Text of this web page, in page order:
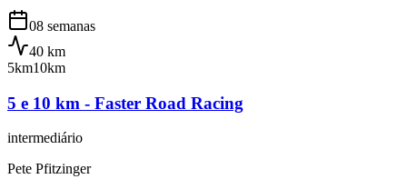
08 semanas
40 km
5km10km
5 e 10 km - Faster Road Racing
intermediário
Pete Pfitzinger